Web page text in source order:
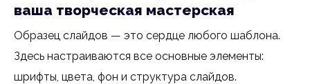
ваша творческая мастерская
Образец слайдов — это сердце любого шаблона.
Здесь настраиваются все основные элементы:
шрифты, цвета, фон и структура слайдов.